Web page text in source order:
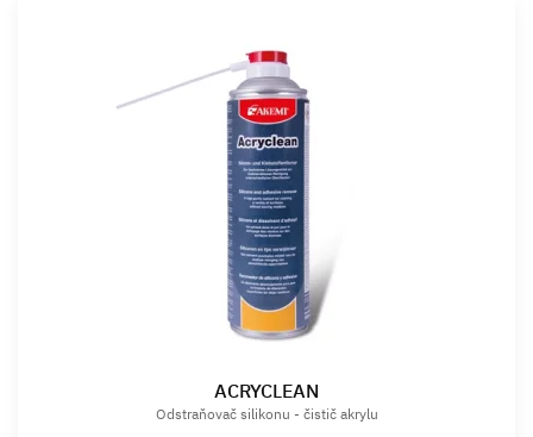
ACRYCLEAN
Odstraňovač silikonu - čistič akrylu